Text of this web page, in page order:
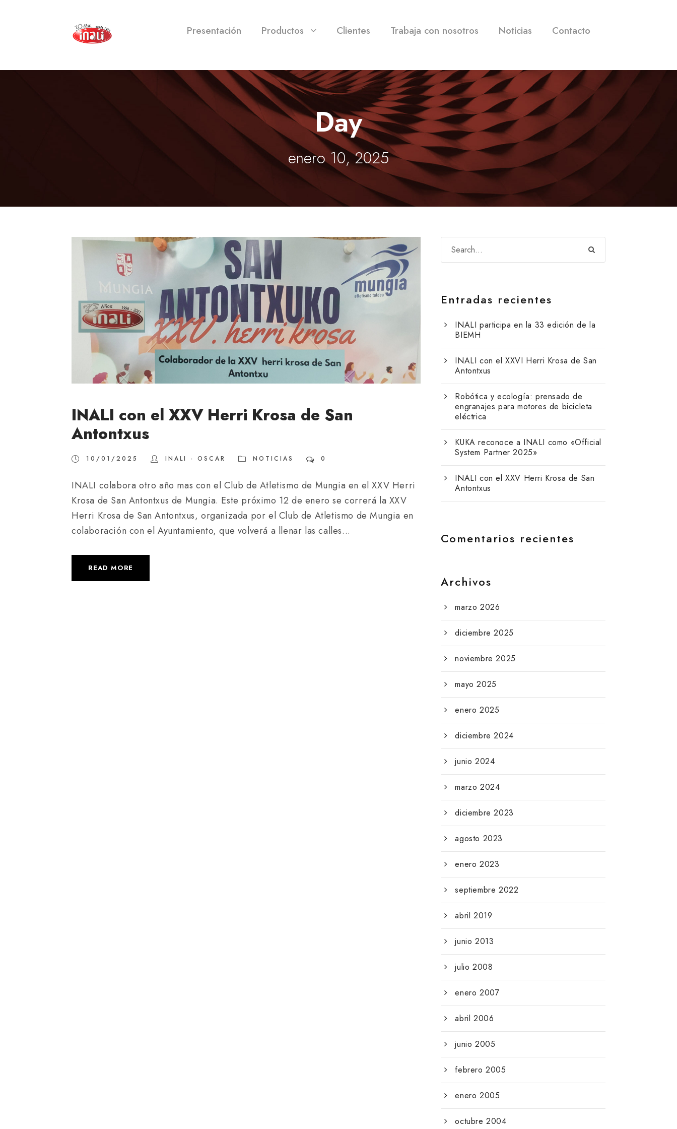
Presentación Productos Clientes Trabaja con nosotros Noticias Contacto
Day
enero 10, 2025
INALI con el XXV Herri Krosa de San
Antontxus
10/01/2025 INALI - OSCAR NOTICIAS 0
INALI colabora otro año mas con el Club de Atletismo de Mungia en el XXV Herri
Krosa de San Antontxus de Mungia. Este próximo 12 de enero se correrá la XXV
Herri Krosa de San Antontxus, organizada por el Club de Atletismo de Mungia en
colaboración con el Ayuntamiento, que volverá a llenar las calles...
READ MORE
Entradas recientes
INALI participa en la 33 edición de la
BIEMH
INALI con el XXVI Herri Krosa de San
Antontxus
Robótica y ecología: prensado de
engranajes para motores de bicicleta
eléctrica
KUKA reconoce a INALI como «Official
System Partner 2025»
INALI con el XXV Herri Krosa de San
Antontxus
Comentarios recientes
Archivos
marzo 2026
diciembre 2025
noviembre 2025
mayo 2025
enero 2025
diciembre 2024
junio 2024
marzo 2024
diciembre 2023
agosto 2023
enero 2023
septiembre 2022
abril 2019
junio 2013
julio 2008
enero 2007
abril 2006
junio 2005
febrero 2005
enero 2005
octubre 2004